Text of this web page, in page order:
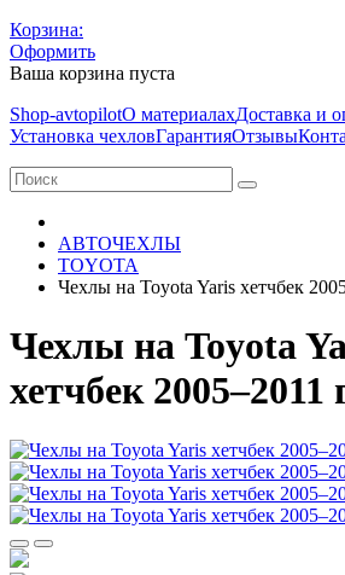
Корзина:
Оформить
Ваша корзина пуста
Shop-avtopilotО материалахДоставка и
Установка чехловГарантияОтзывы
АВТОЧЕХЛЫ
TOYOTA
Чехлы на Toyota Yaris хетчбек
Чехлы на Toyota
хетчбек 2005–2011